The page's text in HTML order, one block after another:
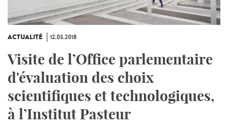
ACTUALITÉ 12.03.2018
Visite de l’Office parlementaire
d'évaluation des choix
scientifiques et technologiques,
à l’Institut Pasteur